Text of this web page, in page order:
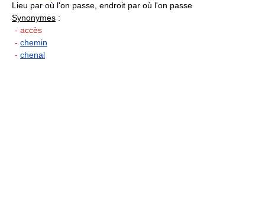
Lieu par où l'on passe, endroit par où l'on passe
Synonymes :
- accès
- chemin
- chenal